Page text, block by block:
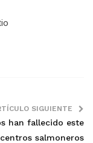
SIGUIENTE
han fallecido este
salmoneros